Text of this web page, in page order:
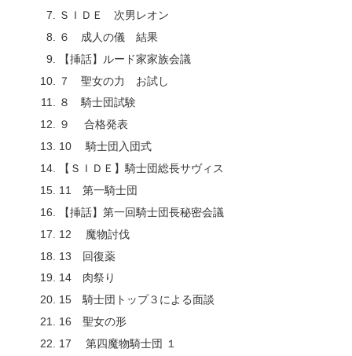
ＳＩＤＥ 次男レオン
６ 成人の儀 結果
【挿話】ルード家家族会議
７ 聖女の力 お試し
８ 騎士団試験
９ 合格発表
10 騎士団入団式
【ＳＩＤＥ】騎士団総長サヴィス
11 第一騎士団
【挿話】第一回騎士団長秘密会議
12 魔物討伐
13 回復薬
14 肉祭り
15 騎士団トップ３による面談
16 聖女の形
17 第四魔物騎士団 １